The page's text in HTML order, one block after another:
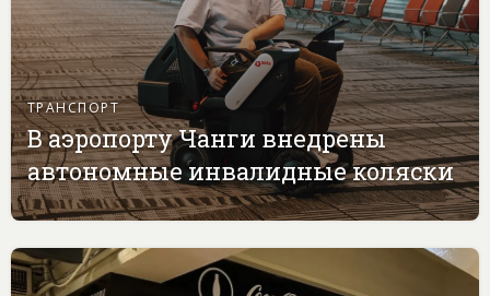
ТРАНСПОРТ
В аэропорту Чанги внедрены
автономные инвалидные коляски